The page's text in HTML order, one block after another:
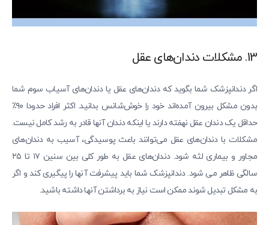
13. مشکلات دندان‌های عقل
اگر دندانپزشک شما بگوید که دندان‌های عقل یا دندان‌های آسیاب سوم شما
بدون مشکل بیرون آمده‌اند خود را خوش‌شانس بدانید. اکثر افراد حدودا ۹۰٪
حداقل یک دندان عقل نهفته دارند یا اینکه دندان آنها قادر به رشد کامل نیست.
مشکلات با دندان‌های عقل می‌توانند باعث پوسیدگی، آسیب به دندان‌های
مجاور و بیماری لثه شود. دندان‌های عقل به طور کلی بین سنین ۱۷ تا ۲۵
سالگی ظاهر می شود. دندانپزشک شما باید پیشرفت آنها را پیگیری کند و اگر
به مشکل تبدیل شوند ممکن است نیاز به برداشتن آنها داشته باشید.